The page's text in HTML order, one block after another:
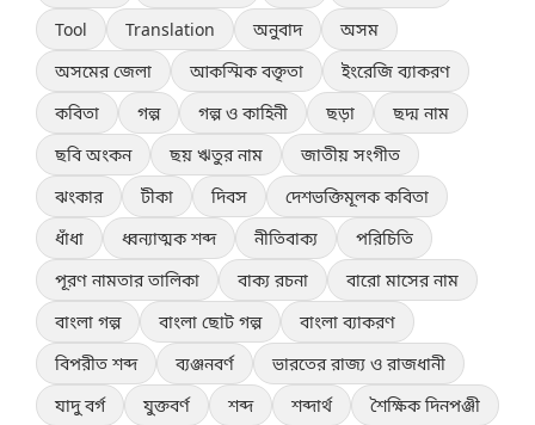
Tool
Translation অনুবাদ
অসম
অসমের জেলা
আকস্মিক বক্তৃতা
ইংরেজি ব্যাকরণ
কবিতা
গল্প গল্প ও কাহিনী ছড়া
ছদ্ম নাম
ছবি অংকন
ছয় ঋতুর নাম
জাতীয় সংগীত
ঝংকার
টীকা দিবস
দেশভক্তিমূলক কবিতা
ধাঁধা
ধ্বন্যাত্মক শব্দ নীতিবাক্য
পরিচিতি
পূরণ নামতার তালিকা
বাক্য রচনা
বারো মাসের নাম
বাংলা গল্প
বাংলা ছোট গল্প
বাংলা ব্যাকরণ
বিপরীত শব্দ
ব্যঞ্জনবর্ণ
ভারতের রাজ্য ও রাজধানী
যাদু বর্গ
যুক্তবর্ণ শব্দ শব্দার্থ শৈক্ষিক দিনপঞ্জী